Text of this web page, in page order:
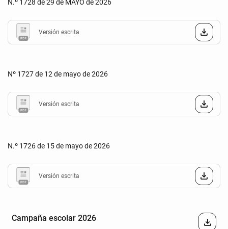
N.º 1728 de 29 de MAYO de 2026
Versión escrita
Nº 1727 de 12 de mayo de 2026
Versión escrita
N.º 1726 de 15 de mayo de 2026
Versión escrita
Campaña escolar 2026 download